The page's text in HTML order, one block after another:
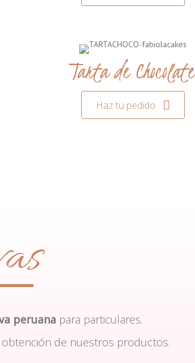
Tarta de Chocolate
Haz tu pedido
peruana para particulares.
obtención de nuestros productos.